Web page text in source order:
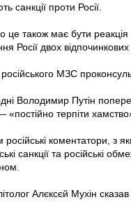
санкції проти Росії.
це також має бути реакція
Росії двох
МЗС
Володимир Путін
терпіти
коментатори, з
санкції та російські
Алєксєй Мухін